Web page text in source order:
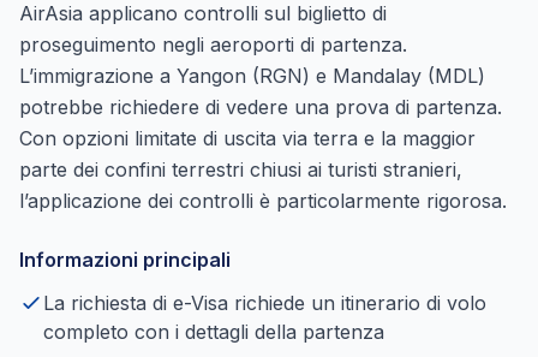
AirAsia applicano controlli sul biglietto di
proseguimento negli aeroporti di partenza.
L’immigrazione a Yangon (RGN) e Mandalay (MDL)
potrebbe richiedere di vedere una prova di partenza.
Con opzioni limitate di uscita via terra e la maggior
parte dei confini terrestri chiusi ai turisti stranieri,
l’applicazione dei controlli è particolarmente rigorosa.
Informazioni principali
La richiesta di e-Visa richiede un itinerario di volo
completo con i dettagli della partenza